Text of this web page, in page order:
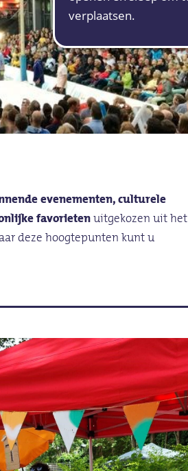
evenementen, culturele
favorietenuitgekozen uit het
deze hoogtepunten kunt u